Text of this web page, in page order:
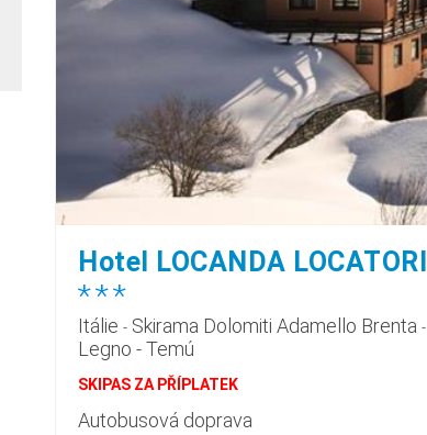
Hotel LOCANDA LOCATORI
***
Itálie - Skirama Dolomiti Adamello Brenta -
Legno - Temú
SKIPAS ZA PŘÍPLATEK
Autobusová doprava